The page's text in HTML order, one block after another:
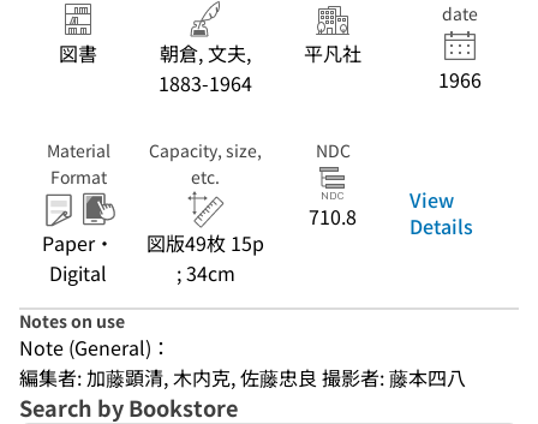
図書
朝倉, 文夫,
1883-1964
平凡社
date
1966
Material
Format
Paper・
Digital
Capacity, size,
etc.
図版49枚 15p
; 34cm
NDC
710.8
View
Details
Notes on use
Note (General)：
編集者: 加藤顕清, 木内克, 佐藤忠良 撮影者: 藤本四八
Search by Bookstore